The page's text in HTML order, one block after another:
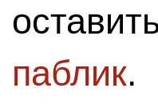
паблик.